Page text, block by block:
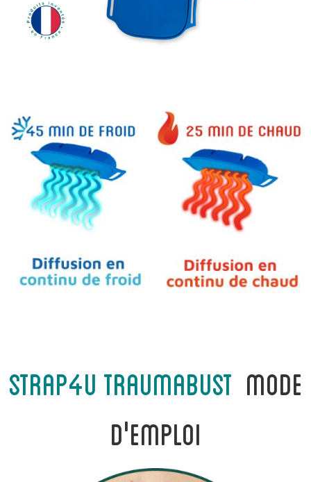
strap4u TRAUMABUST mode
d'emploi